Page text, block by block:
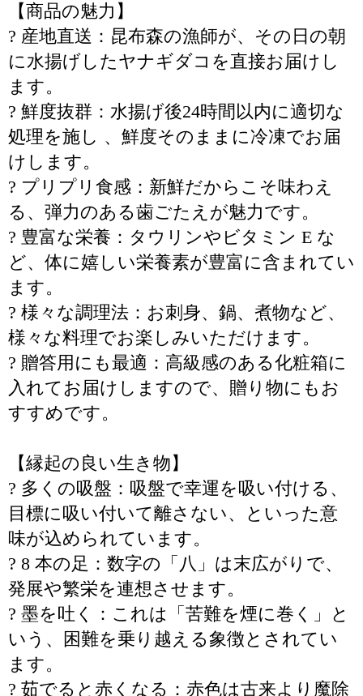
【商品の魅力】
? 産地直送：昆布森の漁師が、その日の朝
に水揚げしたヤナギダコを直接お届けし
ます。
? 鮮度抜群：水揚げ後24時間以内に適切な
処理を施し 、鮮度そのままに冷凍でお届
けします。
? プリプリ食感：新鮮だからこそ味わえ
る、弾力のある歯ごたえが魅力です。
? 豊富な栄養：タウリンやビタミン E な
ど、体に嬉しい栄養素が豊富に含まれてい
ます。
? 様々な調理法：お刺身、鍋、煮物など、
様々な料理でお楽しみいただけます。
? 贈答用にも最適：高級感のある化粧箱に
入れてお届けしますので、贈り物にもお
すすめです。
【縁起の良い生き物】
? 多くの吸盤：吸盤で幸運を吸い付ける、
目標に吸い付いて離さない、といった意
味が込められています。
? 8 本の足：数字の「八」は末広がりで、
発展や繁栄を連想させます。
? 墨を吐く：これは「苦難を煙に巻く」と
いう、困難を乗り越える象徴とされてい
ます。
? 茹でると赤くなる：赤色は古来より魔除